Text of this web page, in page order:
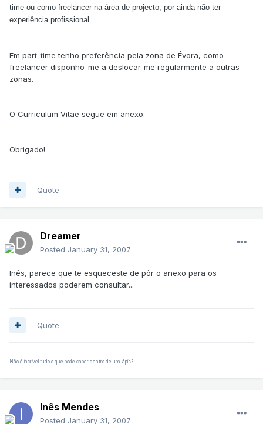
time ou como freelancer na área de projecto, por ainda não ter
experiência profissional.
Em part-time tenho preferência pela zona de Évora, como
freelancer disponho-me a deslocar-me regularmente a outras
zonas.
O Curriculum Vitae segue em anexo.
Obrigado!
Quote
Dreamer
Posted January 31, 2007
Inês, parece que te esqueceste de pôr o anexo para os
interessados poderem consultar...
Quote
Não é incrível tudo o que pode caber dentro de um lápis?...
Inês Mendes
Posted January 31, 2007